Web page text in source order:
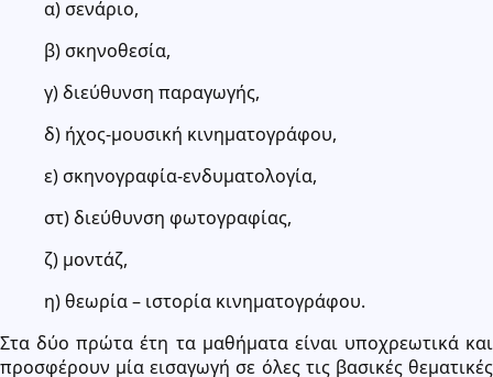
α) σενάριο,
β) σκηνοθεσία,
γ) διεύθυνση παραγωγής,
δ) ήχος-μουσική κινηματογράφου,
ε) σκηνογραφία-ενδυματολογία,
στ) διεύθυνση φωτογραφίας,
ζ) μοντάζ,
η) θεωρία – ιστορία κινηματογράφου.
Στα δύο πρώτα έτη τα μαθήματα είναι υποχρεωτικά και
προσφέρουν μία εισαγωγή σε όλες τις βασικές θεματικές